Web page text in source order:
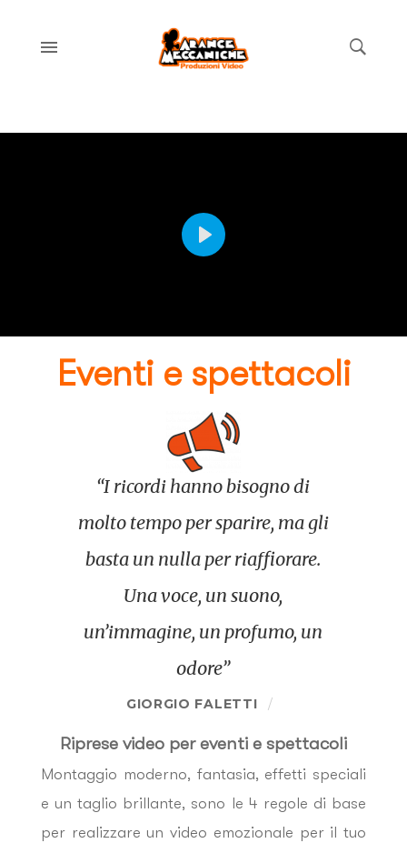
PLAY
Eventi e spettacoli
“I ricordi hanno bisogno di
molto tempo per sparire, ma gli
basta un nulla per riaffiorare.
Una voce, un suono,
un’immagine, un profumo, un
odore”
GIORGIO FALETTI
Riprese video per eventi e spettacoli
Montaggio moderno, fantasia, effetti speciali
e un taglio brillante, sono le 4 regole di base
per realizzare un video emozionale per il tuo